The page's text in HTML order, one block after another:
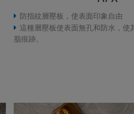
防指紋層壓板，使表面印象自由
這種層壓板使表面無孔和防水，使
脂痕跡。